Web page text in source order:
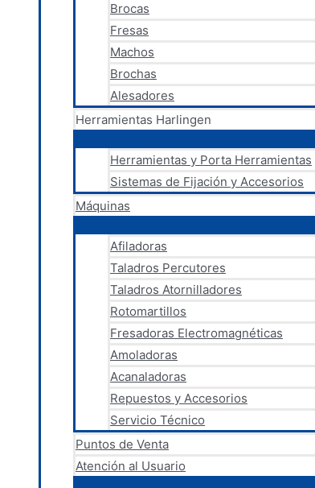
Brocas
Fresas
Machos
Brochas
Alesadores
Herramientas Harlingen
Herramientas y Porta Herramientas
Sistemas de Fijación y Accesorios
Máquinas
Afiladoras
Taladros Percutores
Taladros Atornilladores
Rotomartillos
Fresadoras Electromagnéticas
Amoladoras
Acanaladoras
Repuestos y Accesorios
Servicio Técnico
Puntos de Venta
Atención al Usuario